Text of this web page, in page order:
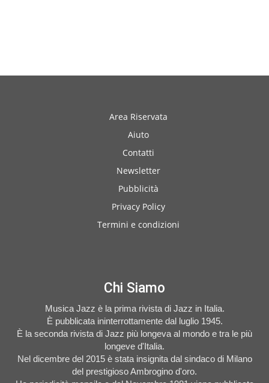
Area Riservata
Aiuto
Contatti
Newsletter
Pubblicità
Privacy Policy
Termini e condizioni
Chi Siamo
Musica Jazz è la prima rivista di Jazz in Italia.
È pubblicata ininterrottamente dal luglio 1945.
È la seconda rivista di Jazz più longeva al mondo e tra le più
longeve d'Italia.
Nel dicembre del 2015 è stata insignita dal sindaco di Milano
del prestigioso Ambrogino d'oro.